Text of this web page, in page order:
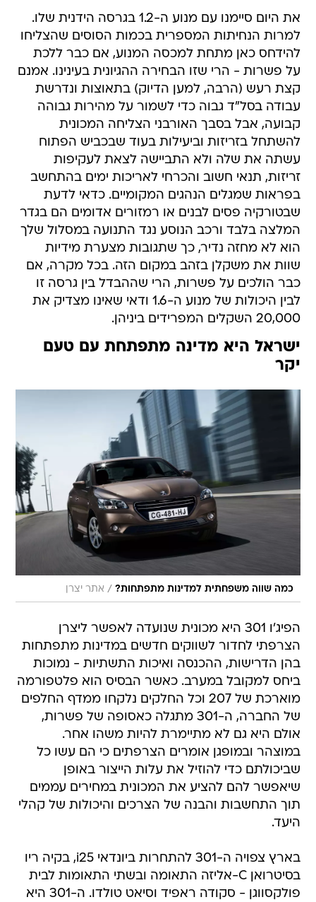
את היום סיימנו עם מנוע ה-1.2 בגרסה הידנית שלו.
למרות הנחיתות המספרית בכמות הסוסים שהצליחו
להידחס כאן מתחת למכסה המנוע, אם כבר ללכת
על פשרות - הרי שזו הבחירה ההגיונית בעינינו. אמנם
קצת רעש (הרבה, למען הדיוק) בתאוצות ונדרשת
עבודה בסל"ד גבוה כדי לשמור על מהירות גבוהה
קבועה, אבל בסבך האורבני הצליחה המכונית
להשתחל בזריזות וביעילות בעוד שבכביש הפתוח
עשתה את שלה ולא התביישה לצאת לעקיפות
זריזות, תנאי חשוב והכרחי לאריכות ימים בהתחשב
בפראות שמגלים הנהגים המקומיים. כדאי לדעת
שבטורקיה פסים לבנים או רמזורים אדומים הם בגדר
המלצה בלבד ורכב הנוסע נגד התנועה במסלול שלך
הוא לא מחזה נדיר, כך שתגובות מצערת מידיות
שוות את משקלן בזהב במקום הזה. בכל מקרה, אם
כבר הולכים על פשרות, הרי שההבדל בין גרסה זו
לבין היכולות של מנוע ה-1.6 ודאי שאינו מצדיק את
20,000 השקלים המפרידים ביניהן.
ישראל היא מדינה מתפתחת עם טעם
יקר
כמה שווה משפחתית למדינות מתפתחות? / אתר יצרן
הפיג'ו 301 היא מכונית שנועדה לאפשר ליצרן
הצרפתי לחדור לשווקים חדשים במדינות מתפתחות
בהן הדרישות, ההכנסה ואיכות התשתיות - נמוכות
ביחס למקובל במערב. כאשר הבסיס הוא פלטפורמה
מוארכת של 207 וכל החלקים נלקחו ממדף החלפים
של החברה, ה-301 מתגלה כאסופה של פשרות,
אולם היא גם לא מתיימרת להיות משהו אחר.
במוצהר ובמופגן אומרים הצרפתים כי הם עשו כל
שביכולתם כדי להוזיל את עלות הייצור באופן
שיאפשר להם להציע את המכונית במחירים עממים
תוך התחשבות והבנה של הצרכים והיכולות של קהלי
היעד.
בארץ צפויה ה-301 להתחרות ביונדאי i25, בקיה ריו
בסיטרואן C-אליזה התאומה ובשתי התאומות לבית
פולקסווגן - סקודה ראפיד וסיאט טולדו. ה-301 היא